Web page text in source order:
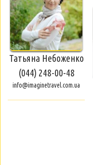
Татьяна Небоженко
(044) 248-00-48
info@imaginetravel.com.ua